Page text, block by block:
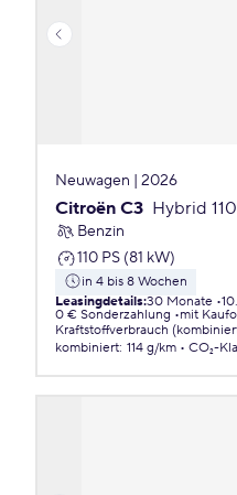
Neuwagen | 2026
Citroën C3 Hybrid
Benzin
110 PS (81 kW)
in 4 bis 8 Wochen
Leasingdetails:30 Monate
0 € Sonderzahlung
mit
Kraftstoffverbrauch
kombiniert: 114 g/km CO₂-